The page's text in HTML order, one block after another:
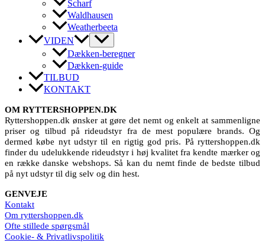
Scharf
Waldhausen
Weatherbeeta
VIDEN
Dækken-beregner
Dækken-guide
TILBUD
KONTAKT
OM RYTTERSHOPPEN.DK
Ryttershoppen.dk ønsker at gøre det nemt og enkelt at sammenligne
priser og tilbud på rideudstyr fra de mest populære brands. Og
dermed købe nyt udstyr til en rigtig god pris. På ryttershoppen.dk
finder du udelukkende rideudstyr i høj kvalitet fra kendte mærker og
en række danske webshops. Så kan du nemt finde de bedste tilbud
på nyt udstyr til dig selv og din hest.
GENVEJE
Kontakt
Om ryttershoppen.dk
Ofte stillede spørgsmål
Cookie- & Privatlivspolitik